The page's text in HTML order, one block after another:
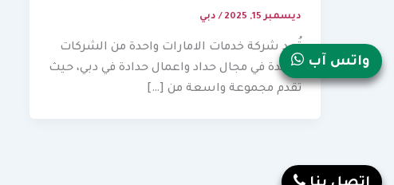
ديسمبر 15, 2025 / دبي
تُعد شركة خدمات الامارات واحدة من الشركات
الرائدة في مجال حداد واعمال حدادة في دبي، حيث
تقدم مجموعة واسعة من […]
واتس آب